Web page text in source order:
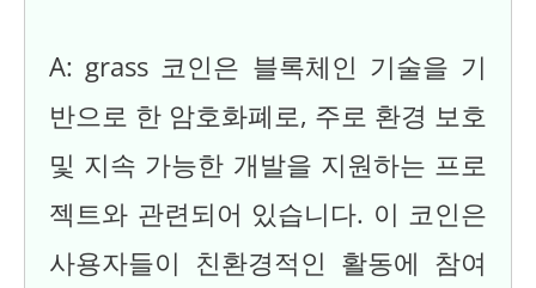
A: grass 코인은 블록체인 기술을 기
반으로 한 암호화폐로, 주로 환경 보호
및 지속 가능한 개발을 지원하는 프로
젝트와 관련되어 있습니다. 이 코인은
사용자들이 친환경적인 활동에 참여